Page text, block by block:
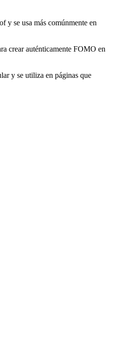
y se usa más comúnmente en
crear auténticamente FOMO en
y se utiliza en páginas que